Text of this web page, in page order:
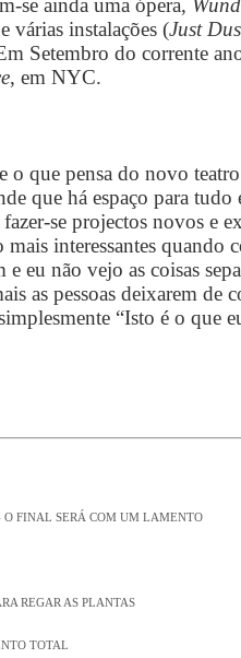
se ainda uma ópera,
várias instalações (Just
Setembro do corrente
, em NYC.
o que pensa do novo
que há espaço para tudo
se projectos novos e
mais interessantes quando
eu não vejo as coisas
as pessoas deixarem de
“Isto é o que
FINAL SERÁ COM UM LAMENTO
REGAR AS PLANTAS
TOTAL